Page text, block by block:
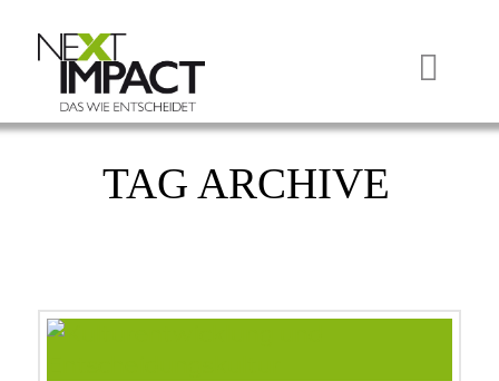
TAG ARCHIVE